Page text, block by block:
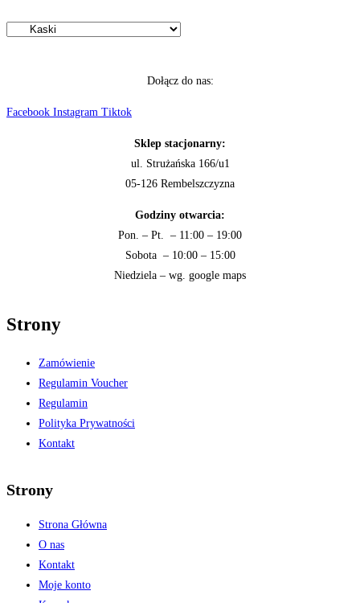
Dołącz do nas:
Facebook Instagram Tiktok
Sklep stacjonarny:
ul. Strużańska 166/u1
05-126 Rembelszczyzna
Godziny otwarcia:
Pon. – Pt. – 11:00 – 19:00
Sobota – 10:00 – 15:00
Niedziela – wg. google maps
Strony
Zamówienie
Regulamin Voucher
Regulamin
Polityka Prywatności
Kontakt
Strony
Strona Główna
O nas
Kontakt
Moje konto